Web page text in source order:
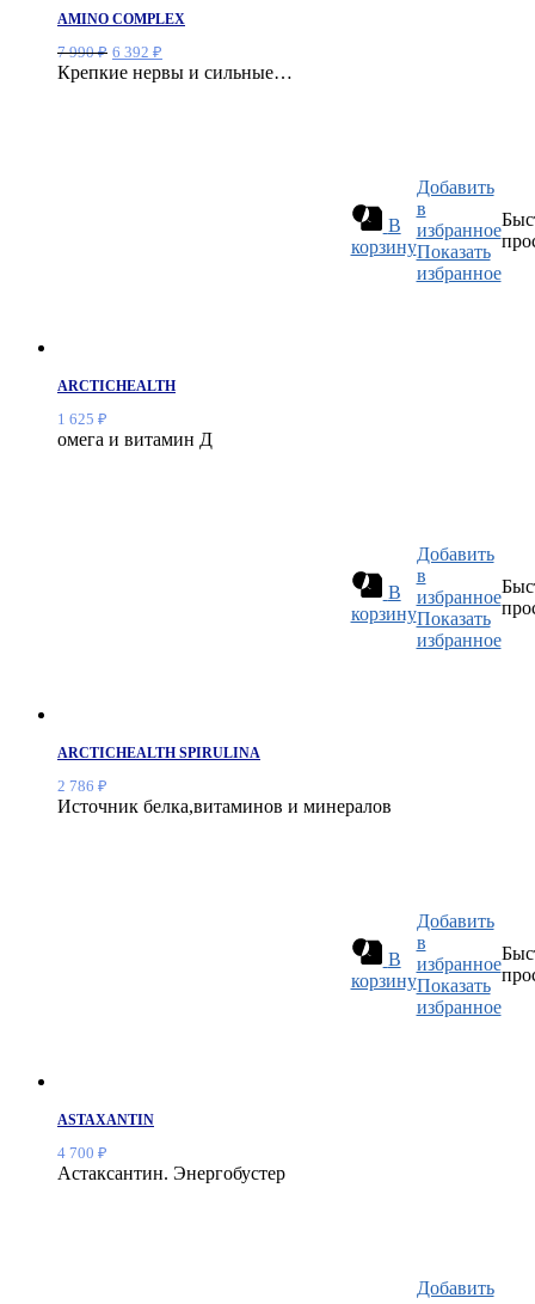
AMINO COMPLEX
7 990₽ Первоначальная
цена
6 392 ₽
цена:
Крепкие нервы и сильные…
В
корзину
Добавить
в
избранное
Показать
избранное
ARCTICHEALTH
1 625 ₽
омега и витамин Д
В
корзину
Добавить
в
избранное
Показать
избранное
ARCTICHEALTH SPIRULINA
2 786 ₽
Источник белка,витаминов и минералов
В
корзину
Добавить
в
избранное
Показать
избранное
ASTAXANTIN
4 700 ₽
Астаксантин. Энергобустер
Добавить